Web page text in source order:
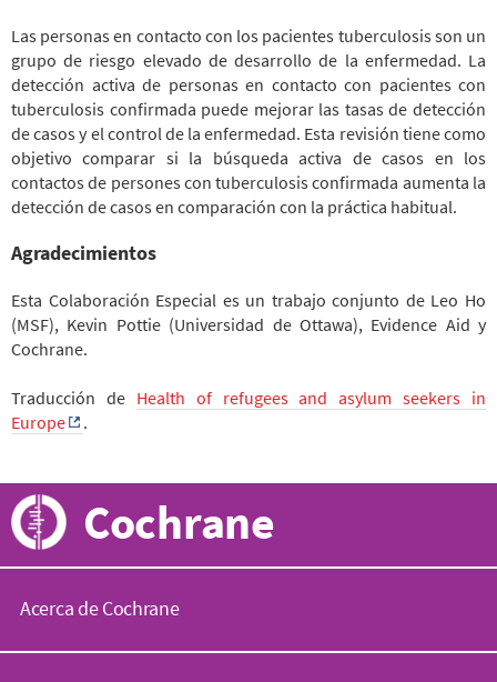
Las personas en contacto con los pacientes tuberculosis son un
grupo de riesgo elevado de desarrollo de la enfermedad. La
detección activa de personas en contacto con pacientes con
tuberculosis confirmada puede mejorar las tasas de detección
de casos y el control de la enfermedad. Esta revisión tiene como
objetivo comparar si la búsqueda activa de casos en los
contactos de persones con tuberculosis confirmada aumenta la
detección de casos en comparación con la práctica habitual.
Agradecimientos
Esta Colaboración Especial es un trabajo conjunto de Leo Ho
(MSF), Kevin Pottie (Universidad de Ottawa), Evidence Aid y
Cochrane.
Traducción de Health of refugees and asylum seekers in
Europe
.
Cochrane
Acerca de Cochrane